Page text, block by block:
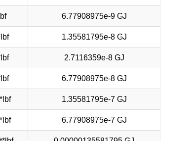
6.77908975e-9 GJ
1.35581795e-8 GJ
2.7116359e-8 GJ
6.77908975e-8 GJ
1.35581795e-7 GJ
6.77908975e-7 GJ